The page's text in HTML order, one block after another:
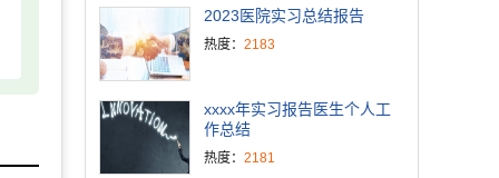
2023医院实习总结报告
热度： 2183
xxxx年实习报告医生个人工
作总结
热度： 2181